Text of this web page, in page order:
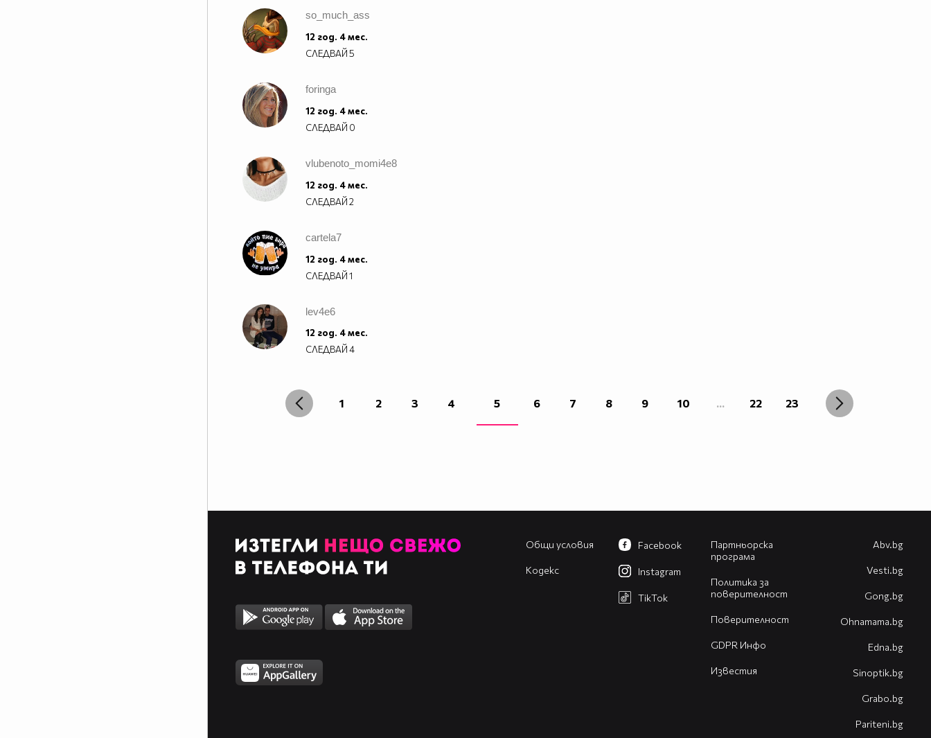
so_much_ass
12 год. 4 мес.
СЛЕДВАЙ5
foringa
12 год. 4 мес.
СЛЕДВАЙ 0
vlubenoto_momi4e8
12 год. 4 мес.
СЛЕДВАЙ2
cartela7
12 год. 4 мес.
СЛЕДВАЙ1
lev4e6
12 год. 4 мес.
СЛЕДВАЙ4
1 2 3 4 5 6 7 8 9 10 ... 22 23
Общи условия
Кодекс
Партньорска
програма
Политика за
поверителност
Поверителност
GDPR Инфо
Известия
Facebook
Instagram
TikTok
Abv.bg
Vesti.bg
Gong.bg
Оhnamama.bg
Edna.bg
Sinoptik.bg
Grabo.bg
Pariteni.bg